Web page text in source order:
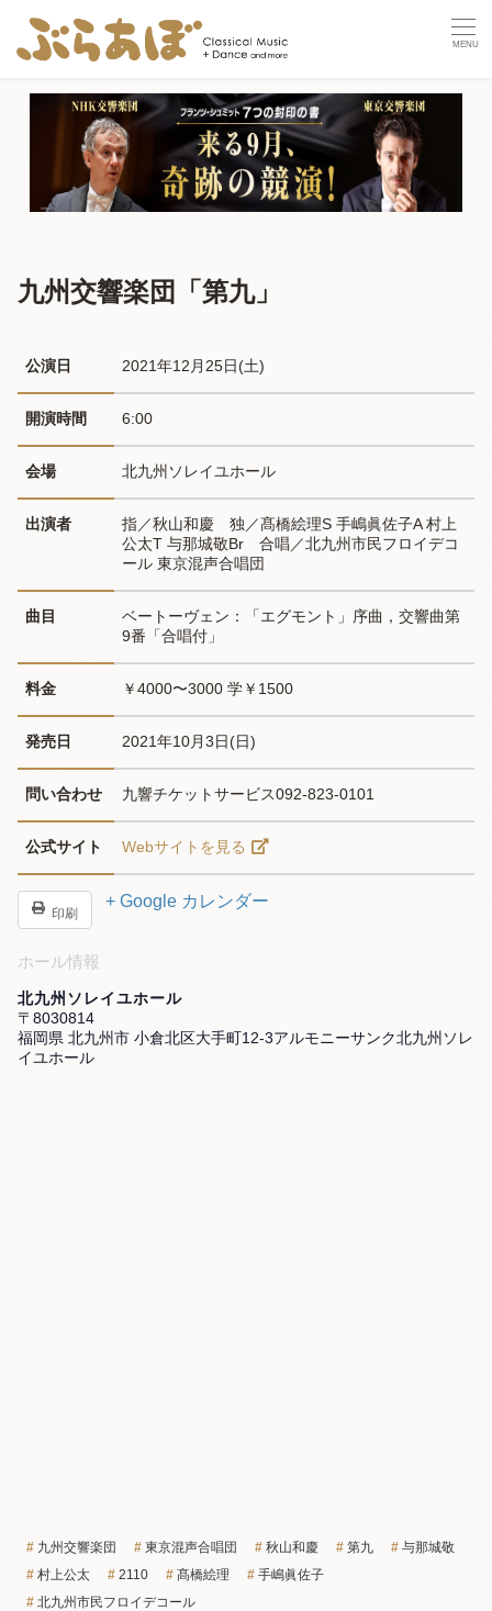
九州交響楽団「第九」
公演日 2021年12月25日(土)
開演時間 6:00
会場 北九州ソレイユホール
出演者
指／秋山和慶　独／髙橋絵理S 手嶋眞佐子A 村上
公太T 与那城敬Br　合唱／北九州市民フロイデコ
ール 東京混声合唱団
曲目
ベートーヴェン：「エグモント」序曲，交響曲第
9番「合唱付」
料金 ￥4000〜3000 学￥1500
発売日 2021年10月3日(日)
問い合わせ 九響チケットサービス092-823-0101
公式サイト Webサイトを見る
印刷
+ Google カレンダー
ホール情報
北九州ソレイユホール
〒8030814
福岡県 北九州市 小倉北区大手町12-3アルモニーサンク北九州ソレ
イユホール
九州交響楽団 東京混声合唱団 秋山和慶 第九
与那城敬
村上公太
2110 髙橋絵理
手嶋眞佐子
北九州市民フロイデコール